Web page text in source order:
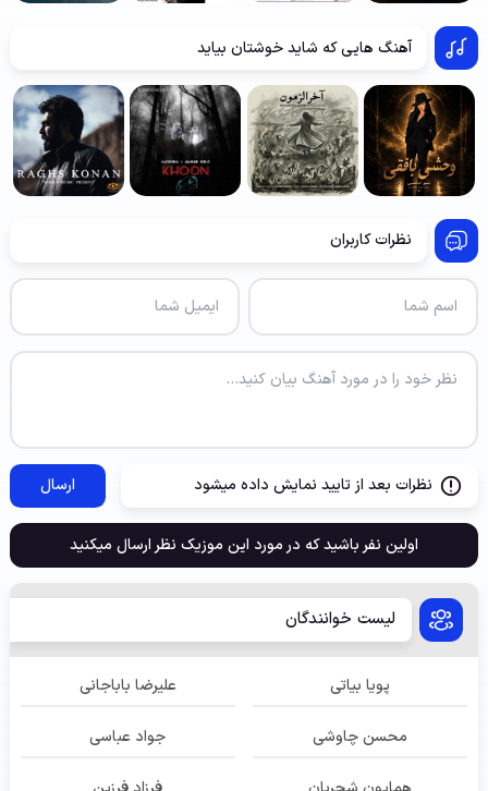
آهنگ هایی که شاید خوشتان بیاید
نظرات کاربران
نظرات بعد از تایید نمایش داده میشود ارسال
اولین نفر باشید که در مورد این موزیک نظر ارسال میکنید
لیست خوانندگان
پویا بیاتی علیرضا باباجانی
محسن چاوشی جواد عباسی